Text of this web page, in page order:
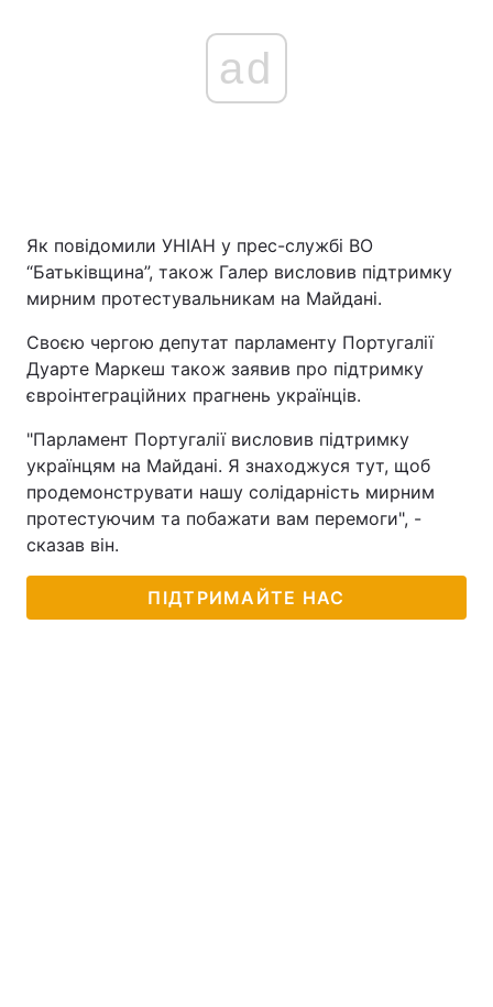
ad
Як повідомили УНІАН у прес-службі ВО
“Батьківщина”, також Галер висловив підтримку
мирним протестувальникам на Майдані.
Своєю чергою депутат парламенту Португалії
Дуарте Маркеш також заявив про підтримку
євроінтеграційних прагнень українців.
"Парламент Португалії висловив підтримку
українцям на Майдані. Я знаходжуся тут, щоб
продемонструвати нашу солідарність мирним
протестуючим та побажати вам перемоги", -
сказав він.
ПІДТРИМАЙТЕ НАС